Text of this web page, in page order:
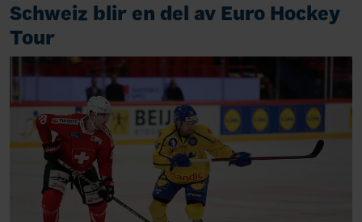
Schweiz blir en del av Euro Hockey
Tour